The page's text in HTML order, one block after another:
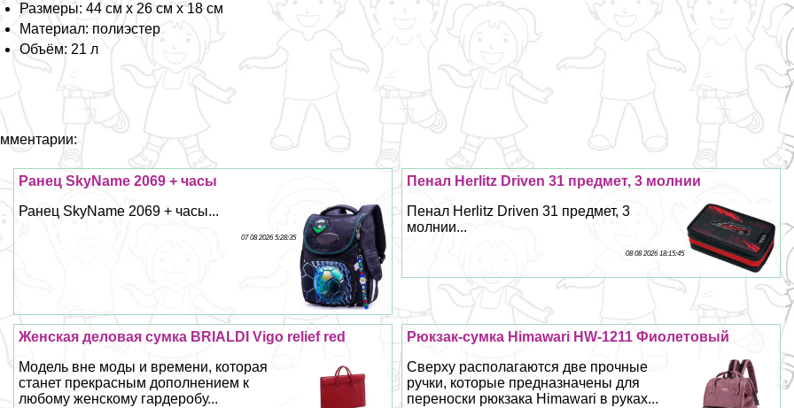
Размеры: 44 см х 26 см х 18 см
Материал: полиэстер
Объём: 21 л
Пенал Herlitz Driven 31 предмет, 3 молнии
Пенал Herlitz Driven 31 предмет, 3
молнии...
08 08 2026 18:15:45
Ранец SkyName 2069 + часы
Ранец SkyName 2069 + часы...
07 08 2026 5:28:35
Рюкзак-сумка Himawari HW-1211 Фиолетовый
Сверху располагаются две прочные
ручки, которые предназначены для
переноски рюкзака Himawari в руках...
Женская деловая сумка BRIALDI Vigo relief red
Модель вне моды и времени, которая
станет прекрасным дополнением к
любому женскому гардеробу...